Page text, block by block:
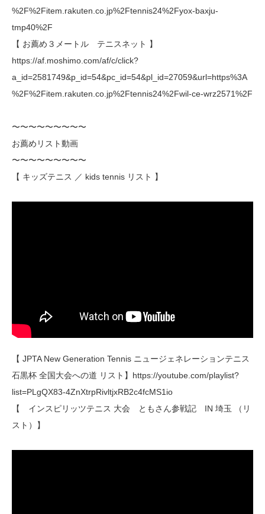
%2F%2Fitem.rakuten.co.jp%2Ftennis24%2Fyox-baxju-
tmp40%2F
【 お薦め３メートル テニスネット 】
https://af.moshimo.com/af/c/click?
a_id=2581749&p_id=54&pc_id=54&pl_id=27059&url=https%3A
%2F%2Fitem.rakuten.co.jp%2Ftennis24%2Fwil-ce-wrz2571%2F
〜〜〜〜〜〜〜〜〜
お薦めリスト動画
〜〜〜〜〜〜〜〜〜
【 キッズテニス ／ kids tennis リスト 】
【 JPTA New Generation Tennis ニュージェネレーションテニス
石黒杯 全国大会への道 リスト】https://youtube.com/playlist?
list=PLgQX83-4ZnXtrpRivltjxRB2c4fcMS1io
【 インスピリッツテニス 大会 ともさん参戦記 IN 埼玉 （リ
スト）】